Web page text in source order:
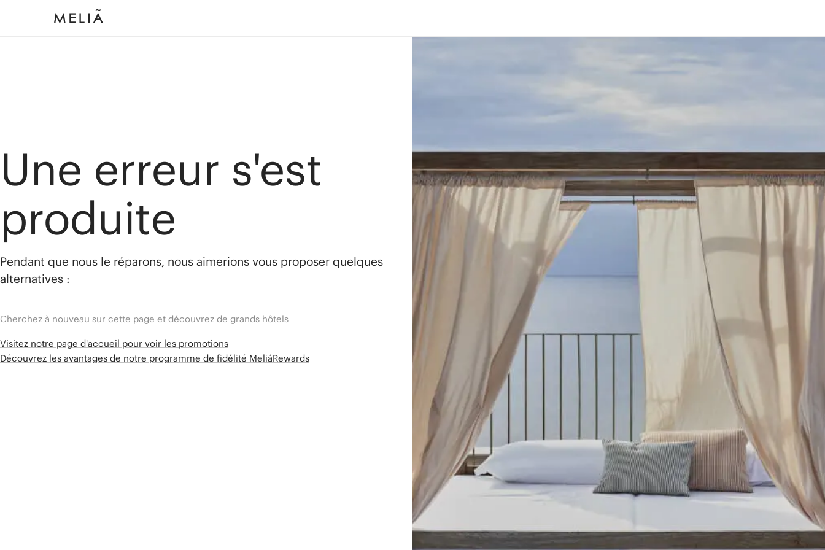
Une erreur s'est
produite
Pendant que nous le réparons, nous aimerions vous proposer quelques
alternatives :
Cherchez à nouveau sur cette page et découvrez de grands hôtels
Visitez notre page d'accueil pour voir les promotions
Découvrez les avantages de notre programme de fidélité MeliáRewards